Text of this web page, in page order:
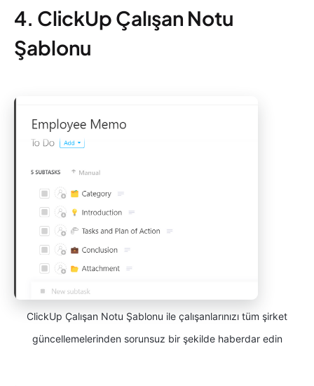
4. ClickUp Çalışan Notu
Şablonu
ClickUp Çalışan Notu Şablonu ile çalışanlarınızı tüm şirket
güncellemelerinden sorunsuz bir şekilde haberdar edin